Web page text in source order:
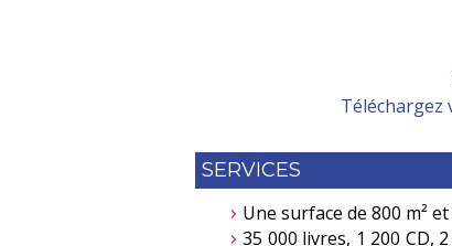
Téléchargez
SERVICES
Une surface de 800 m²
35 000 livres, 1 200 CD,